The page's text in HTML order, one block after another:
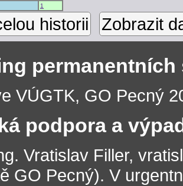
1
historii Zobrazit
permanentních
VÚGTK, GO Pecný
podpora a
Vratislav Filler,
GO Pecný). V